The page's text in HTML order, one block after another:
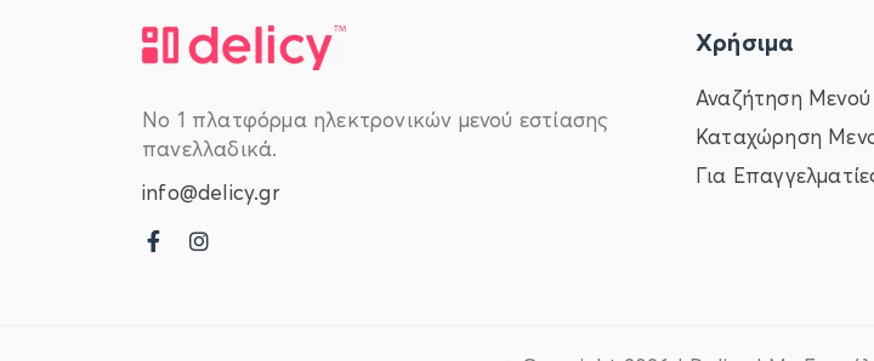
Νο 1 πλατφόρμα ηλεκτρονικών μενού εστίασης
πανελλαδικά.
info@delicy.gr
Χρήσιμα
Αναζήτηση Μενού
Καταχώρηση
Για